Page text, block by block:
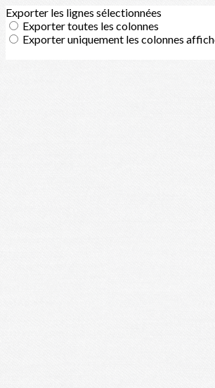
Exporter les lignes sélectionnées
Exporter toutes les colonnes
Exporter uniquement les colonnes